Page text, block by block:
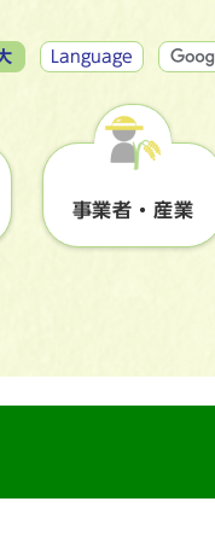
Language
事業者・産業